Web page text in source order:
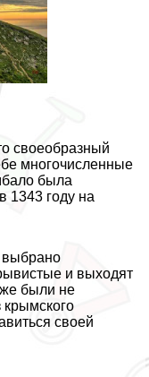
своеобразный
многочисленные
была
1343 году на
выбрано
и выходят
были не
крымского
своей